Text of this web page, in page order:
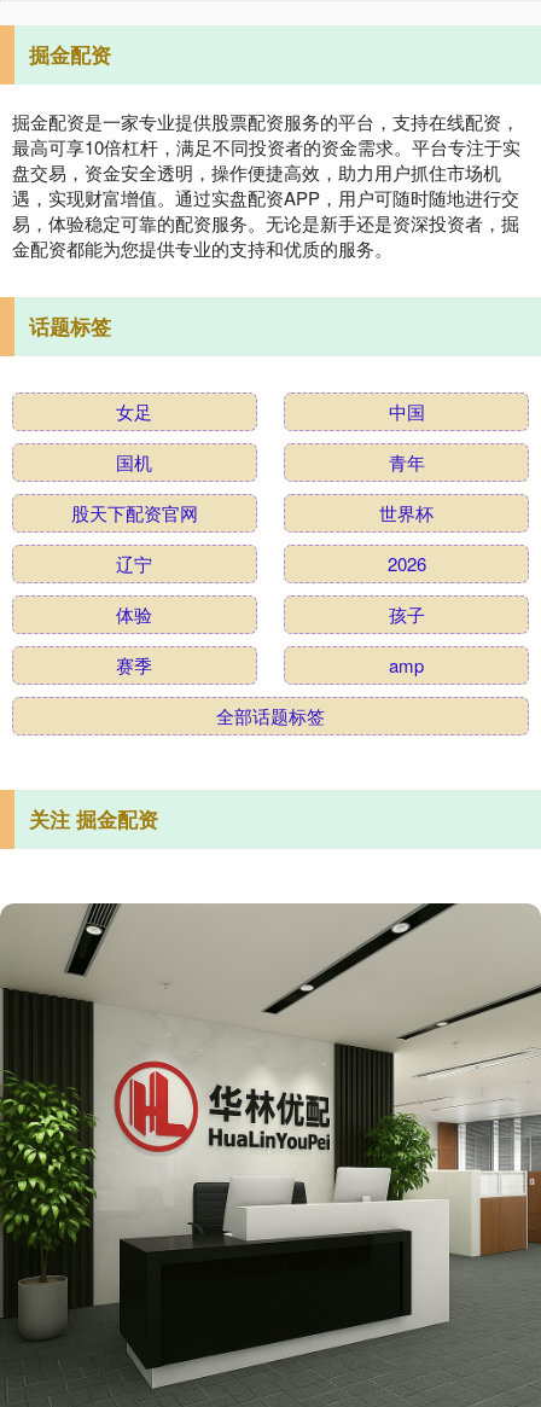
掘金配资
掘金配资是一家专业提供股票配资服务的平台，支持在线配资，
最高可享10倍杠杆，满足不同投资者的资金需求。平台专注于实
盘交易，资金安全透明，操作便捷高效，助力用户抓住市场机
遇，实现财富增值。通过实盘配资APP，用户可随时随地进行交
易，体验稳定可靠的配资服务。无论是新手还是资深投资者，掘
金配资都能为您提供专业的支持和优质的服务。
话题标签
女足
中国
国机
青年
股天下配资官网
世界杯
辽宁
2026
体验
孩子
赛季
amp
全部话题标签
关注 掘金配资